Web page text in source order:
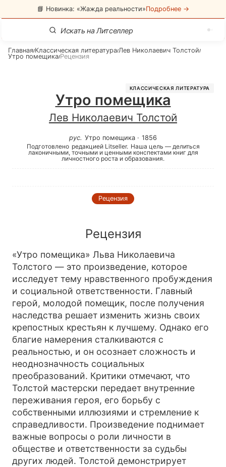
📘 Новинка: «Жажда реальности»Подробнее →
Главная/Классическая литература/Лев Николаевич Толстой/
Утро помещика/Рецензия
КЛАССИЧЕСКАЯ ЛИТЕРАТУРА
Утро помещика
Лев Николаевич Толстой
рус. Утро помещика · 1856
Подготовлено редакцией Litseller. Наша цель — делиться
лаконичными, точными и ценными конспектами книг для
личностного роста и образования.
Рецензия
Рецензия
«Утро помещика» Льва Николаевича
Толстого — это произведение, которое
исследует тему нравственного пробуждения
и социальной ответственности. Главный
герой, молодой помещик, после получения
наследства решает изменить жизнь своих
крепостных крестьян к лучшему. Однако его
благие намерения сталкиваются с
реальностью, и он осознает сложность и
неоднозначность социальных
преобразований. Критики отмечают, что
Толстой мастерски передает внутренние
переживания героя, его борьбу с
собственными иллюзиями и стремление к
справедливости. Произведение поднимает
важные вопросы о роли личности в
обществе и ответственности за судьбы
других людей. Толстой демонстрирует